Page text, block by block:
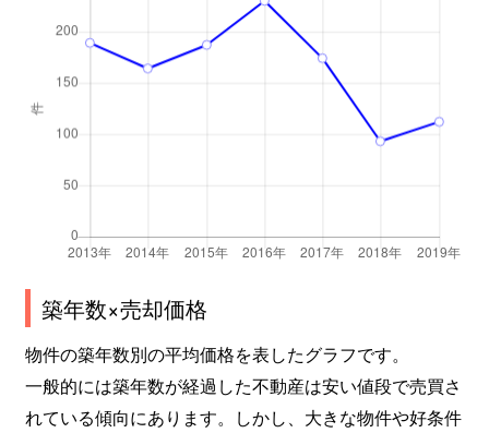
築年数×売却価格
物件の築年数別の平均価格を表したグラフです。
一般的には築年数が経過した不動産は安い値段で売買さ
れている傾向にあります。しかし、大きな物件や好条件